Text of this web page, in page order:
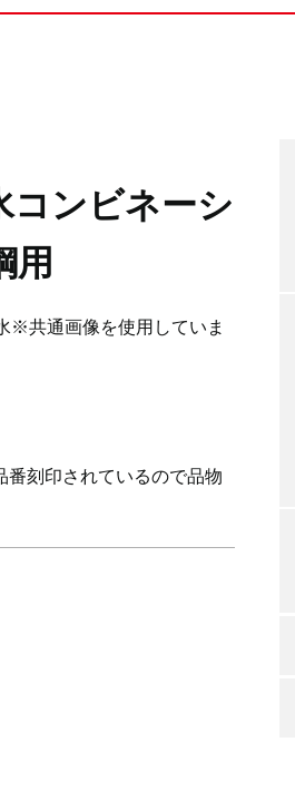
コンビネーシ
用
※共通画像を使用していま
番刻印されているので品物